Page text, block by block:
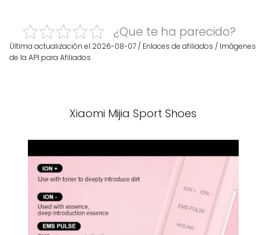
¿Que te ha parecido?
Última actualización el 2026-08-07 / Enlaces de afiliados / Imágenes
de la API para Afiliados
Xiaomi Mijia Sport Shoes